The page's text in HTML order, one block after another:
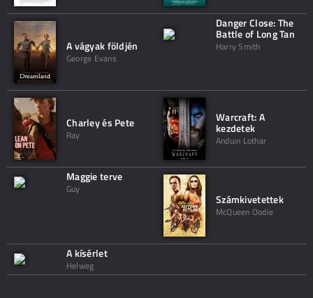
A vágyak földjén
George Evans
Danger Close: The
Battle of Long Tan
Harry Smith
Charley és Pete
Ray
Warcraft: A
kezdetek
Anduin Lothar
Maggie terve
Guy
Számkivetettek
McQueen Oodie
A kísérlet
Helweg